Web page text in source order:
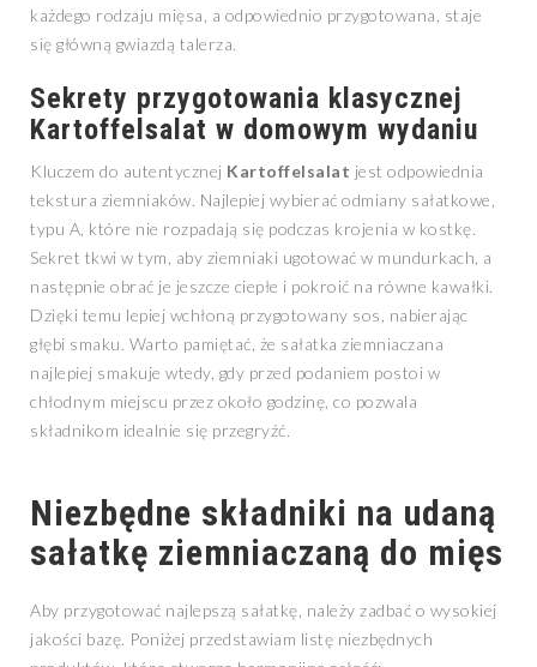
każdego rodzaju mięsa, a odpowiednio przygotowana, staje
się główną gwiazdą talerza.
Sekrety przygotowania klasycznej
Kartoffelsalat w domowym wydaniu
Kluczem do autentycznej Kartoffelsalat jest odpowiednia
tekstura ziemniaków. Najlepiej wybierać odmiany sałatkowe,
typu A, które nie rozpadają się podczas krojenia w kostkę.
Sekret tkwi w tym, aby ziemniaki ugotować w mundurkach, a
następnie obrać je jeszcze ciepłe i pokroić na równe kawałki.
Dzięki temu lepiej wchłoną przygotowany sos, nabierając
głębi smaku. Warto pamiętać, że sałatka ziemniaczana
najlepiej smakuje wtedy, gdy przed podaniem postoi w
chłodnym miejscu przez około godzinę, co pozwala
składnikom idealnie się przegryźć.
Niezbędne składniki na udaną
sałatkę ziemniaczaną do mięs
Aby przygotować najlepszą sałatkę, należy zadbać o wysokiej
jakości bazę. Poniżej przedstawiam listę niezbędnych